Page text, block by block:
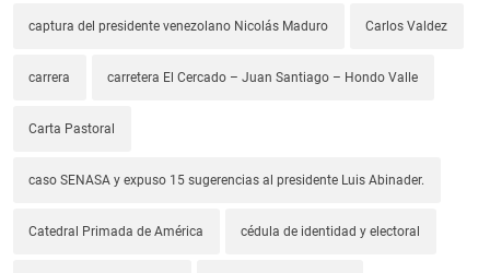
captura del presidente venezolano Nicolás Maduro Carlos Valdez
carrera carretera El Cercado – Juan Santiago – Hondo Valle
Carta Pastoral
caso SENASA y expuso 15 sugerencias al presidente Luis Abinader.
Catedral Primada de América cédula de identidad y electoral